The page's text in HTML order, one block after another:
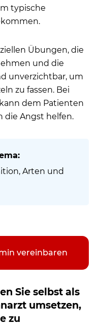
typische
Übungen, die
und die
unverzichtbar, um
zu fassen. Bei
dem Patienten
die Angst helfen.
Arten und
vereinbaren
Sie selbst als
umsetzen,
zu